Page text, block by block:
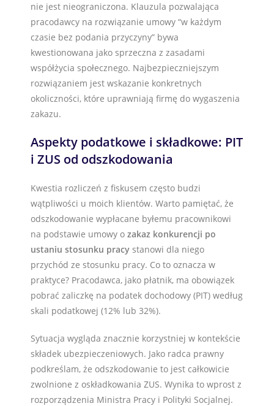
nie jest nieograniczona. Klauzula pozwalająca
pracodawcy na rozwiązanie umowy “w każdym
czasie bez podania przyczyny” bywa
kwestionowana jako sprzeczna z zasadami
współżycia społecznego. Najbezpieczniejszym
rozwiązaniem jest wskazanie konkretnych
okoliczności, które uprawniają firmę do wygaszenia
zakazu.
Aspekty podatkowe i składkowe: PIT
i ZUS od odszkodowania
Kwestia rozliczeń z fiskusem często budzi
wątpliwości u moich klientów. Warto pamiętać, że
odszkodowanie wypłacane byłemu pracownikowi
na podstawie umowy o zakaz konkurencji po
ustaniu stosunku pracy stanowi dla niego
przychód ze stosunku pracy. Co to oznacza w
praktyce? Pracodawca, jako płatnik, ma obowiązek
pobrać zaliczkę na podatek dochodowy (PIT) według
skali podatkowej (12% lub 32%).
Sytuacja wygląda znacznie korzystniej w kontekście
składek ubezpieczeniowych. Jako radca prawny
podkreślam, że odszkodowanie to jest całkowicie
zwolnione z oskładkowania ZUS. Wynika to wprost z
rozporządzenia Ministra Pracy i Polityki Socjalnej.